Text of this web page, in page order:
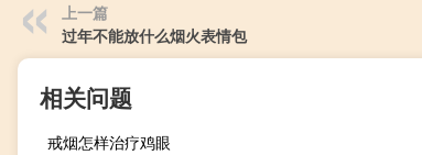
上一篇
过年不能放什么烟火表情包
相关问题
戒烟怎样治疗鸡眼